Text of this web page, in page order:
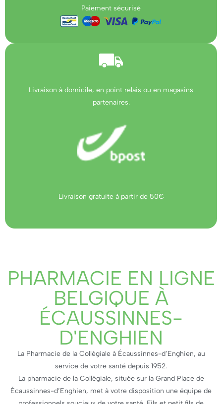
Paiement sécurisé
Livraison à domicile, en point relais ou en magasins
partenaires.
Livraison gratuite à partir de 50€
PHARMACIE EN LIGNE
BELGIQUE À
ÉCAUSSINNES-
D'ENGHIEN
La Pharmacie de la Collégiale à Écaussinnes-d’Enghien, au
service de votre santé depuis 1952.
La pharmacie de la Collégiale, située sur la Grand Place de
Écaussinnes-d’Enghien, met à votre disposition une équipe de